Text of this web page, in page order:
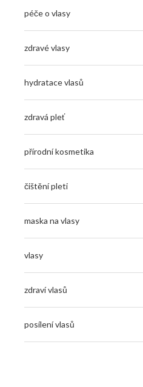
péče o vlasy
zdravé vlasy
hydratace vlasů
zdravá pleť
přírodní kosmetika
čištění pleti
maska na vlasy
vlasy
zdraví vlasů
posílení vlasů